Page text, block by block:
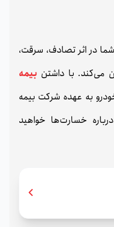
در اثر تصادف، سرقت،
می‌کند. با داشتن بیمه
به عهده شرکت بیمه
خسارت‌ها خواهید